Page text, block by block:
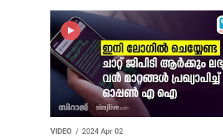
VIDEO 2024 Apr 02